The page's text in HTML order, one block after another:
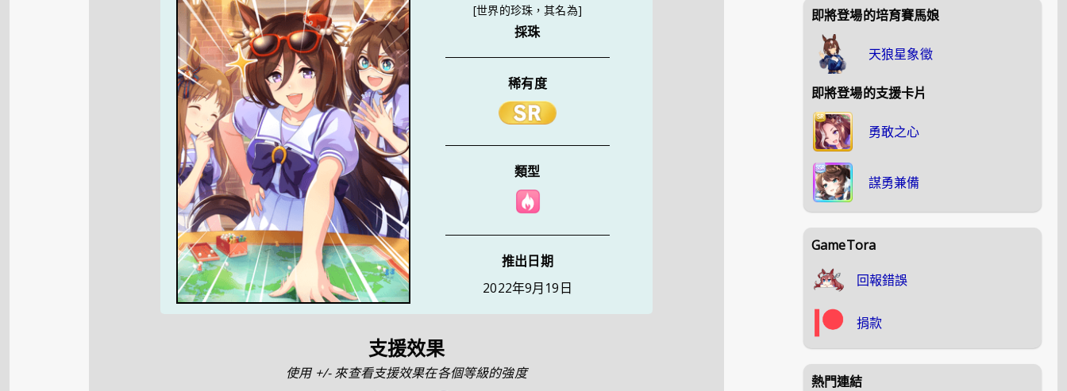
[世界的珍珠，其名為]
採珠
稀有度
類型
推出日期
2022年9月19日
支援效果
使用 +/- 來查看支援效果在各個等級的強度
即將登場的培育賽馬娘
天狼星象徵
即將登場的支援卡片
勇敢之心
謀勇兼備
GameTora
回報錯誤
捐款
熱門連結